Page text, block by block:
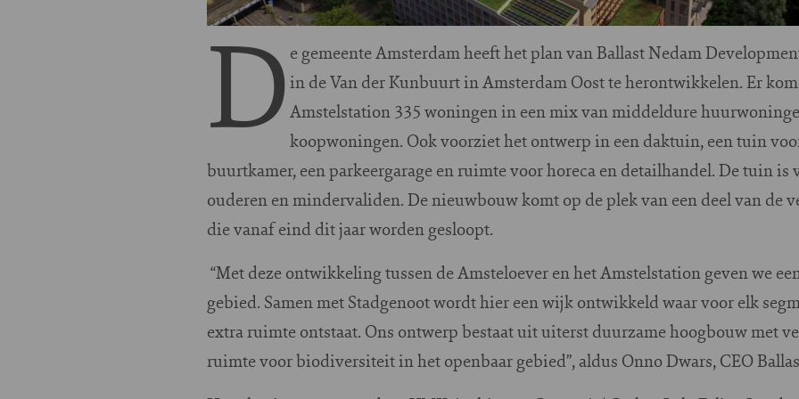
D e gemeente Amsterdam heeft het plan van Ballast Nedam
in de Van der Kunbuurt in Amsterdam Oost te herontwikkelen. Er
Amstelstation 335 woningen in een mix van middeldure
koopwoningen. Ook voorziet het ontwerp in een daktuin, een tuin
buurtkamer, een parkeergarage en ruimte voor horeca en detailhandel. De tuin
ouderen en mindervaliden. De nieuwbouw komt op de plek van een deel van de
die vanaf eind dit jaar worden gesloopt.
“Met deze ontwikkeling tussen de Amsteloever en het Amstelstation geven we
gebied. Samen met Stadgenoot wordt hier een wijk ontwikkeld waar voor elk
extra ruimte ontstaat. Ons ontwerp bestaat uit uiterst duurzame hoogbouw met
ruimte voor biodiversiteit in het openbaar gebied”, aldus Onno Dwars, CEO